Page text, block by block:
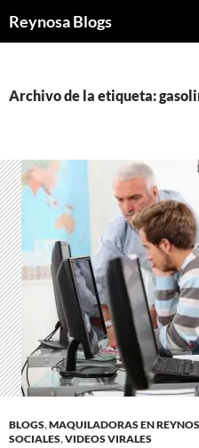
Reynosa Blogs
Archivo de la etiqueta:
BLOGS,MAQUILADORAS EN
SOCIALES,VIDEOS VIRALES